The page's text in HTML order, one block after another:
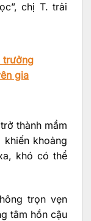
chị T. trải
trưởng
gia
thành mầm
khoảng
khó có thể
trọn vẹn
tâm hồn cậu